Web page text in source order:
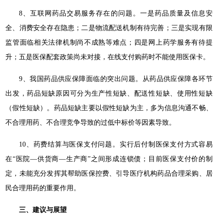
8、互联网药品交易服务存在的问题。一是药品质量及信息安
全、消费安全存在隐患；二是物流配送机制有待完善；三是实现有限
监管面临相关法律机制尚不成熟等难点；四是网上药学服务有待提
升；五是医保配套政策尚未对接，在线支付购药时不能使用医保卡。
9、我国药品供应保障面临的突出问题。从药品供应保障各环节
出发，药品短缺原因可分为生产性短缺、配送性短缺、使用性短缺
（假性短缺）。药品短缺主要以假性短缺为主，多为信息沟通不畅、
不合理用药、不合理竞争导致的过低中标价等因素导致。
10、药费结算与医保支付问题。实行后付制医保支付方式容易
在“医院—供货商—生产商”之间形成连锁债；目前医保支付价的制
定，未能充分发挥其帮助医保控费、引导医疗机构药品合理采购、居
民合理用药的重要作用。
三、建议与展望